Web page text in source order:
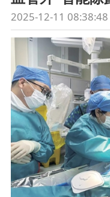
2025-12-11 08:38:48